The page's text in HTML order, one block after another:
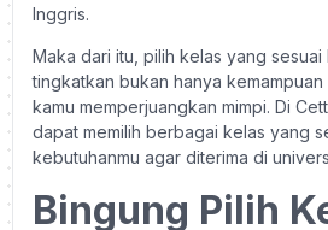
Inggris.
Maka dari itu, pilih kelas yang
tingkatkan bukan hanya
kamu memperjuangkan mimpi. Di
dapat memilih berbagai kelas yang
kebutuhanmu agar diterima di
Bingung Pilih